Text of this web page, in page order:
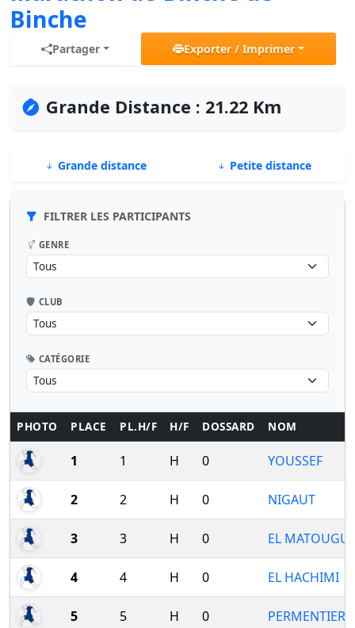
Binche
Partager Exporter / Imprimer
Grande Distance : 21.22 Km
Grande distance Petite distance
FILTRER LES PARTICIPANTS
GENRE
CLUB
CATÉGORIE
PHOTO PLACE PL.H/F H/F DOSSARD NOM
1 1 H 0 YOUSSEF
2 2 H 0 NIGAUT
3 3 H 0 EL MATOUGUI
4 4 H 0 EL HACHIMI
5 5 H 0 PERMENTIER